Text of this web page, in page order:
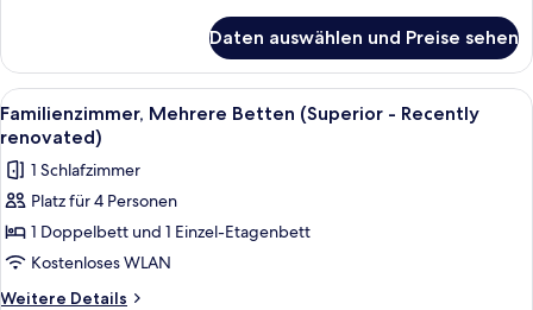
Zimmer
(Recently
renovated)
Daten auswählen und Preise sehen
Alle
Fotos
für
Familienzimmer,
Mehrere
Betten
(Superior
-
Ein Hotelzimmer mit einem Bett,
3
Familienzimmer, Mehrere Betten (Superior - Recently
renovated)
1 Schlafzimmer
Platz für 4 Personen
1 Doppelbett und 1 Einzel-Etagenbett
Kostenloses WLAN
Weitere Details
Weitere